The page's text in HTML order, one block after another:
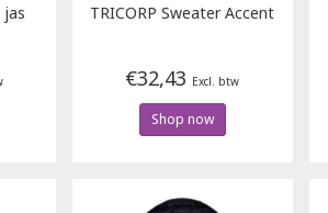
jas TRICORP Sweater Accent
€32,43 Excl. btw
Shop now